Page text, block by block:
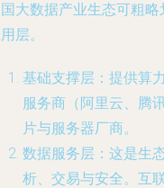
大数据产业生态可粗
层。
基础支撑层 ：提供算
服务商（阿里云、腾
片与服务器厂商。
数据服务层 ：这是生
析、交易与安全。互